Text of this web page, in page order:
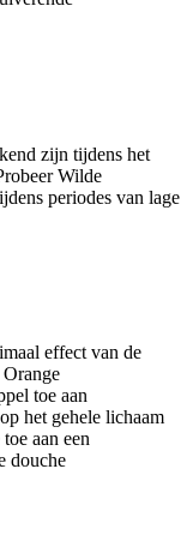
zijn tijdens het
Wilde
periodes van lage
effect van de
toe aan
het gehele lichaam
aan een
douche